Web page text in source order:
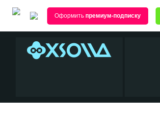
Оформить премиум-подписку